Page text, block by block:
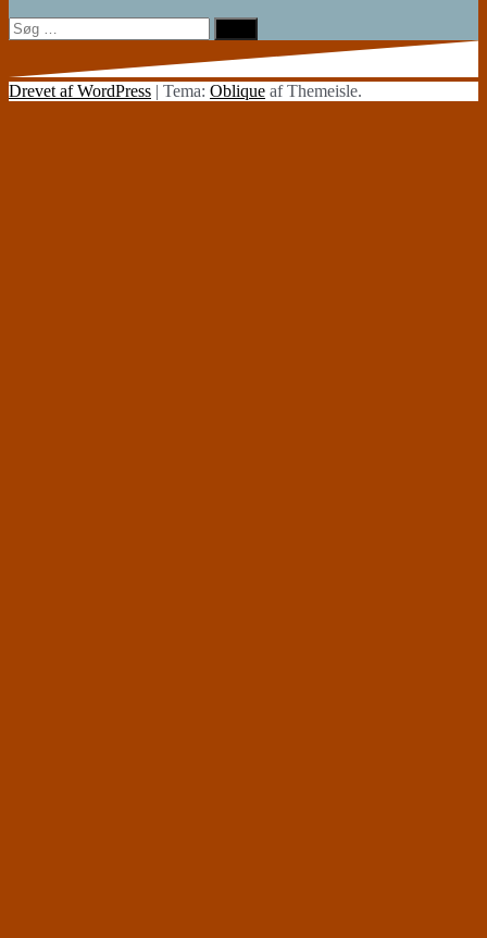
Søg
efter:
Drevet af WordPress | Tema: Oblique af Themeisle.